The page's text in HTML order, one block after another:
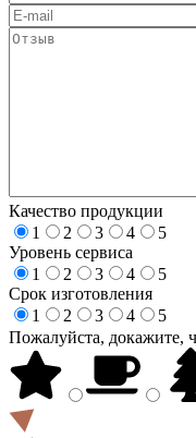
Качество продукции
1
2 3 4
5
Уровень сервиса
1
2 3 4
5
Срок изготовления
1
2 3 4
5
Пожалуйста, докажите,